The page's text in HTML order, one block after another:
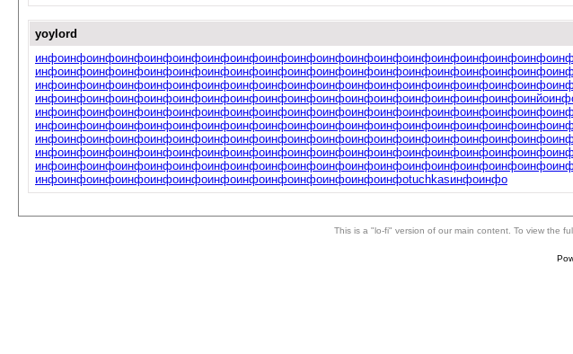
yoylord
инфоинфоинфоинфоинфоинфоинфоинфоинфоинфоинфоинфоинфоинфоинфоинфоинфоинфо
инфоинфоинфоинфоинфоинфоинфоинфоинфоинфоинфоинфоинфоинфоинфоинфоинфоинфо
инфоинфоинфоинфоинфоинфоинфоинфоинфоинфоинфоинфоинфоинфоинфоинфоинфоинфо
инфоинфоинфоинфоинфоинфоинфоинфоинфоинфоинфоинфоинфоинфоинфоинфоинфоинйо
инфоинфоинфоинфоинфоинфоинфоинфоинфоинфоинфоинфоинфоинфоинфоинфоинфоинфо
инфоинфоинфоинфоинфоинфоинфоинфоинфоинфоинфоинфоинфоинфоинфоинфоинфоинфо
инфоинфоинфоинфоинфоинфоинфоинфоинфоинфоинфоинфоинфоинфоинфоинфоинфоинфо
инфоинфоинфоинфоинфоинфоинфоинфоинфоинфоинфоинфоинфоинфоинфоинфоинфоинфо
инфоинфоинфоинфоинфоинфоинфоинфоинфоинфоинфоинфоинфоинфоинфоинфоинфоинфо
инфоинфоинфоинфоинфоинфоинфоинфоинфоинфоинфоинфоинфоtuchkasинфоинфо
This is a "lo-fi" version of our main content. To view the